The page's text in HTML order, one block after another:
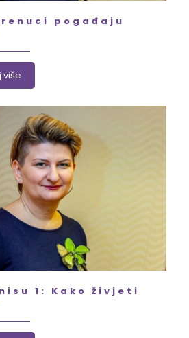
pogađaju
više
1: Kako živjeti